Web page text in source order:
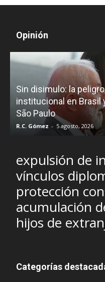
Opinión
Sin disimulo: la
institucional en Brasil
São Paulo
R.C. Gómez - 5 agosto, 2026
expulsión de
vínculos
protección
acumulación
hijos de
Categorías